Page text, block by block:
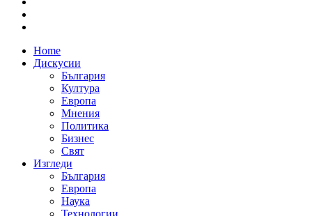
Home
Дискусии
България
Култура
Европа
Мнения
Политика
Бизнес
Свят
Изгледи
България
Европа
Наука
Технологии